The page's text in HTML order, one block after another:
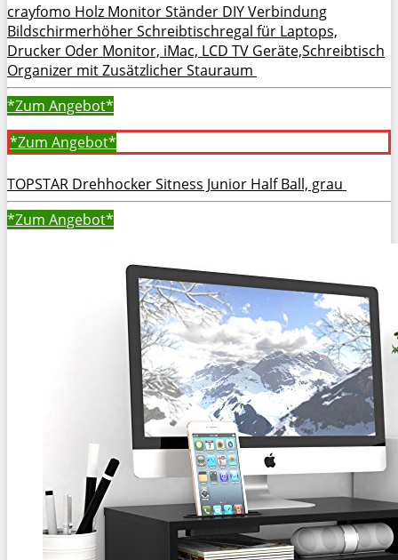
crayfomo Holz Monitor Ständer DIY Verbindung
Bildschirmerhöher Schreibtischregal für Laptops,
Drucker Oder Monitor, iMac, LCD TV Geräte,Schreibtisch
Organizer mit Zusätzlicher Stauraum
*Zum Angebot*
*Zum Angebot*
TOPSTAR Drehhocker Sitness Junior Half Ball, grau
*Zum Angebot*